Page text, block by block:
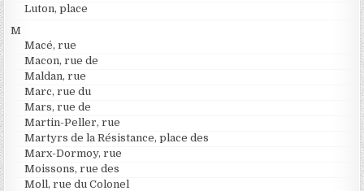
Luton, place
M
Macé, rue
Macon, rue de
Maldan, rue
Marc, rue du
Mars, rue de
Martin-Peller, rue
Martyrs de la Résistance, place des
Marx-Dormoy, rue
Moissons, rue des
Moll, rue du Colonel